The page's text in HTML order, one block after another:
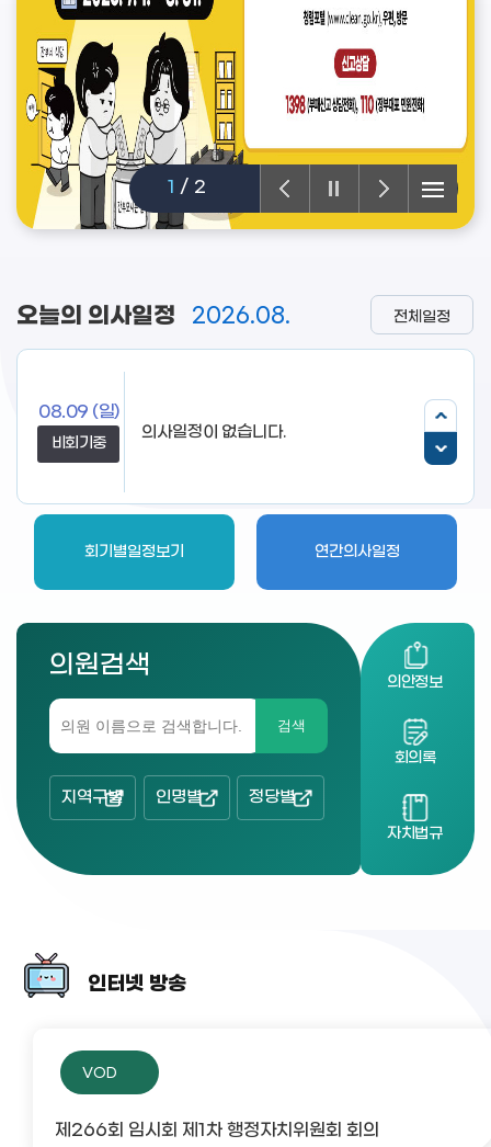
1 / 2
오늘의 의사일정 2026.08.
08.09 (일)
비회기중
회기별일정보기 연간의사일정
전체일정
의원검색
검색
지역구별 인명별 정당별
의안정보
회의록
자치법규
인터넷 방송
VOD
제266회 임시회 제1차 행정자치위원회 회의